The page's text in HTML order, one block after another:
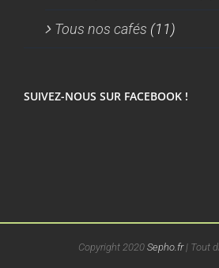
Tous nos cafés (11)
SUIVEZ-NOUS SUR FACEBOOK !
Copyright 2020 Sepho.fr| Tout